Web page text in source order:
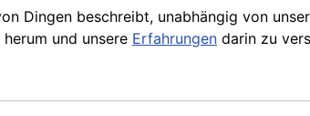
Dingen beschreibt, unabhängig von
und unsere Erfahrungen darin zu